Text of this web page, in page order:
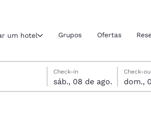
e localização atuais
um hotel Grupos Ofertas
sábado, 8 de agosto
Check-in
sáb., 08 de ago.
domingo, 9 de agosto
Check-
dom.,
domingo, 9 de agosto data de
sábado, 8 de agosto data do